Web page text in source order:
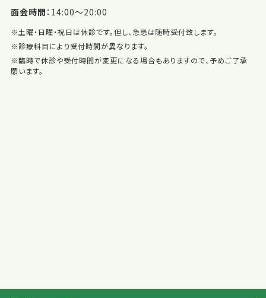
面会時間 14:00〜20:00
※土曜・日曜・祝日は休診です。但し、急患は随時受付致します。
※診療科目により受付時間が異なります。
※臨時で休診や受付時間が変更になる場合もありますので、予めご了承
願います。